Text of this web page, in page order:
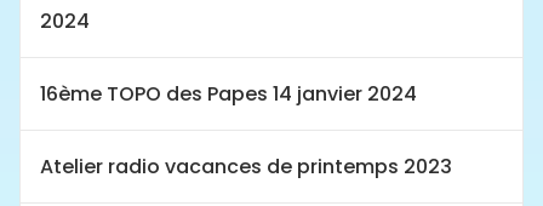
2024
16ème TOPO des Papes 14 janvier 2024
Atelier radio vacances de printemps 2023